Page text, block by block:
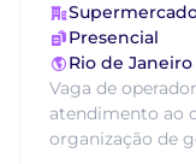
Presencial
Rio de Janeiro
Vaga de
atendimento ao
organização de